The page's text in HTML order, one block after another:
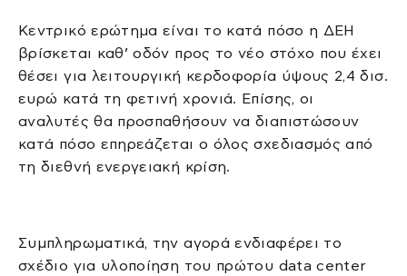
Κεντρικό ερώτημα είναι το κατά πόσο η ΔΕΗ
βρίσκεται καθ’ οδόν προς το νέο στόχο που έχει
θέσει για λειτουργική κερδοφορία ύψους 2,4 δισ.
ευρώ κατά τη φετινή χρονιά. Επίσης, οι
αναλυτές θα προσπαθήσουν να διαπιστώσουν
κατά πόσο επηρεάζεται ο όλος σχεδιασμός από
τη διεθνή ενεργειακή κρίση.
Συμπληρωματικά, την αγορά ενδιαφέρει το
σχέδιο για υλοποίηση του πρώτου data center